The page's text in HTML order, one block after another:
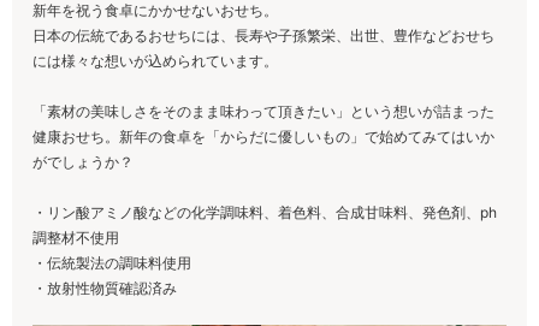
新年を祝う食卓にかかせないおせち。
日本の伝統であるおせちには、長寿や子孫繁栄、出世、豊作などおせち
には様々な想いが込められています。
「素材の美味しさをそのまま味わって頂きたい」という想いが詰まった
健康おせち。新年の食卓を「からだに優しいもの」で始めてみてはいか
がでしょうか？
・リン酸アミノ酸などの化学調味料、着色料、合成甘味料、発色剤、ph
調整材不使用
・伝統製法の調味料使用
・放射性物質確認済み